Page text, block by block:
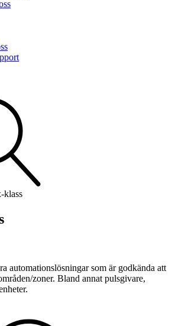
Se alla leverantörer
klass
automationslösningar som är godkända att
zoner. Bland annat pulsgivare,